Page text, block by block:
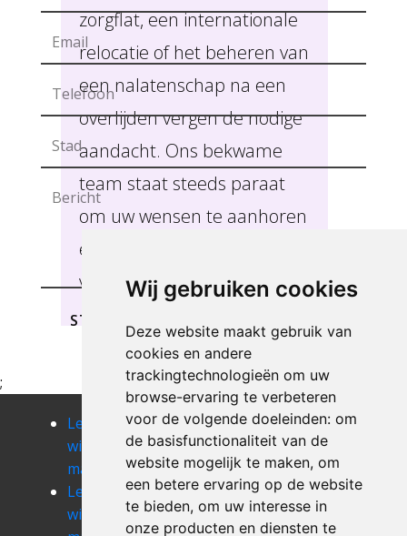
Wij gebruiken cookies
Deze website maakt gebruik van
cookies en andere
trackingtechnologieën om uw
browse-ervaring te verbeteren
voor de volgende doeleinden: om
de basisfunctionaliteit van de
website mogelijk te maken, om
een betere ervaring op de website
te bieden, om uw interesse in
onze producten en diensten te
zorgflat, een internationale
relocatie of het beheren van
een nalatenschap na een
overlijden vergen de nodige
aandacht. Ons bekwame
team staat steeds paraat
om uw wensen te aanhoren
en u de beste service te
verlenen, 'S Herenelderen.
STUREN
;
Leegmaken
winkel of
magazij aalst
Leegmaken
winkel of
magazij achel
Leegmaken
winkel of
magazij alken
Leegmaken
winkel of
Leegmaken
winkel of
Leegmaken
winkel of